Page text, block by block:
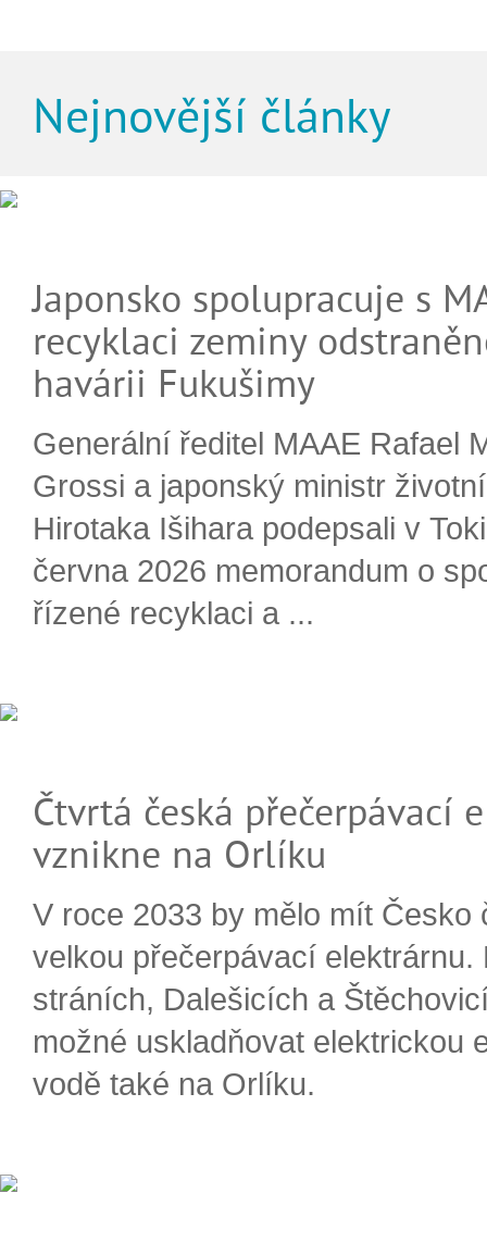
Nejnovější články
Japonsko spolupracuje s
recyklaci zeminy
havárii Fukušimy
Generální ředitel MAAE Rafael
Grossi a japonský ministr
Hirotaka Išihara podepsali v
června 2026 memorandum o
řízené recyklaci a ...
Čtvrtá česká přečerpávací
vznikne na Orlíku
V roce 2033 by mělo mít Česko
velkou přečerpávací elektrárnu.
stráních, Dalešicích a
možné uskladňovat elektrickou
vodě také na Orlíku.